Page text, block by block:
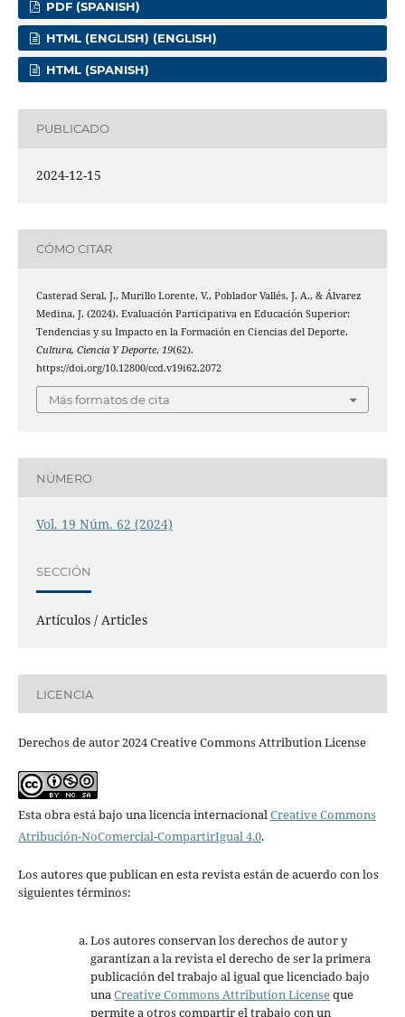
PDF (SPANISH)
HTML (ENGLISH) (ENGLISH)
HTML (SPANISH)
PUBLICADO
2024-12-15
CÓMO CITAR
Casterad Seral, J., Murillo Lorente, V., Poblador Vallés, J. A., & Álvarez
Medina, J. (2024). Evaluación Participativa en Educación Superior:
Tendencias y su Impacto en la Formación en Ciencias del Deporte.
Cultura, Ciencia Y Deporte, 19(62).
https://doi.org/10.12800/ccd.v19i62.2072
Más formatos de cita
NÚMERO
Vol. 19 Núm. 62 (2024)
SECCIÓN
Artículos / Articles
LICENCIA
Derechos de autor 2024 Creative Commons Attribution License
Esta obra está bajo una licencia internacionalCreative Commons
Atribución-NoComercial-CompartirIgual 4.0.
Los autores que publican en esta revista están de acuerdo con los
siguientes términos:
Los autores conservan los derechos de autor y
garantizan a la revista el derecho de ser la primera
publicación del trabajo al igual que licenciado bajo
unaCreative Commons Attribution Licenseque
permite a otros compartir el trabajo con un